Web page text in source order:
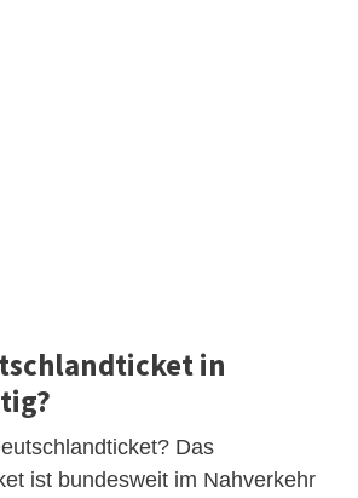
in
Das
ist bundesweit im Nahverkehr